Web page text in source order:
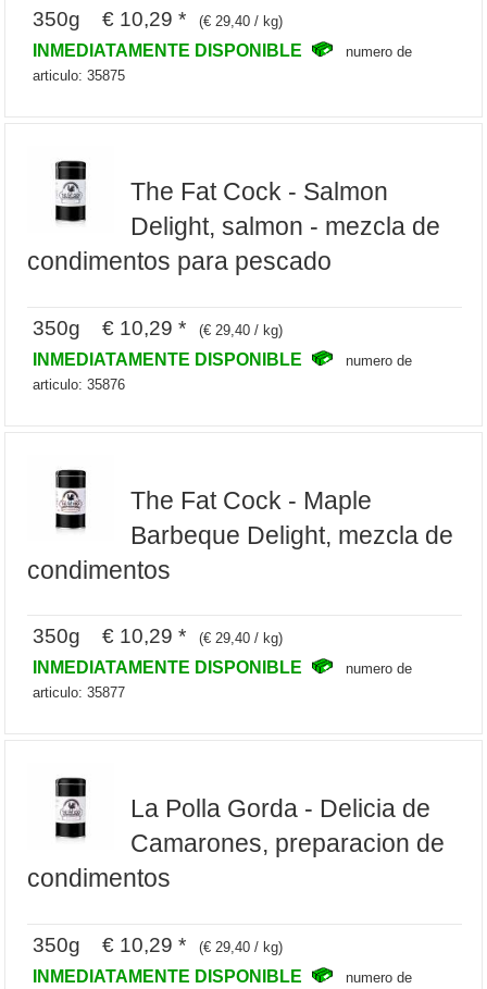
350g € 10,29 * (€ 29,40 / kg)
INMEDIATAMENTE DISPONIBLE
numero de
articulo: 35875
The Fat Cock - Salmon
Delight, salmon - mezcla de
condimentos para pescado
350g € 10,29 * (€ 29,40 / kg)
INMEDIATAMENTE DISPONIBLE
numero de
articulo: 35876
The Fat Cock - Maple
Barbeque Delight, mezcla de
condimentos
350g € 10,29 * (€ 29,40 / kg)
INMEDIATAMENTE DISPONIBLE
numero de
articulo: 35877
La Polla Gorda - Delicia de
Camarones, preparacion de
condimentos
350g € 10,29 * (€ 29,40 / kg)
INMEDIATAMENTE DISPONIBLE numero de